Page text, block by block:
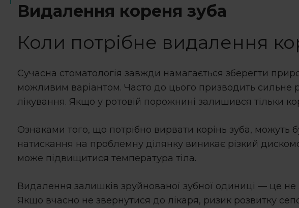
Видалення кореня зуба
Коли потрібне видалення
Сучасна стоматологія завжди намагається зберегти
можливим варіантом. Часто до цього призводить сильне
лікування. Якщо у ротовій порожнині залишився тільки
Ознаками того, що потрібно вирвати корінь зуба, можуть
натискання на проблемну ділянку виникає різкий
може підвищитися температура тіла.
Видалення залишків зруйнованої зубної одиниці — це
Якщо вчасно не звернутися до лікаря, ризик розвитку